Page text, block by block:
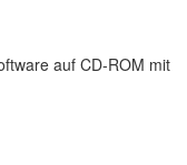
auf CD-ROM mit